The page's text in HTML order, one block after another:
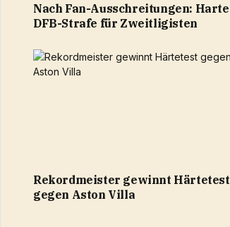
Nach Fan-Ausschreitungen: Harte
DFB-Strafe für Zweitligisten
Rekordmeister gewinnt Härtetest
gegen Aston Villa